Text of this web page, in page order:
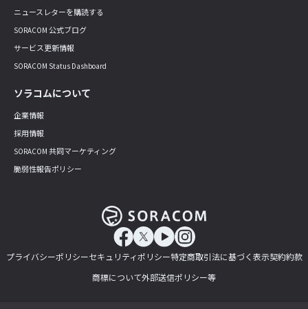
ニュースレターを購読する
SORACOM 公式ブログ
サービス更新情報
SORACOM Status Dashboard
ソラコムについて
企業情報
採用情報
SORACOM 共同マーケティング
脆弱性報告ポリシー
プライバシーポリシーセキュリティポリシー特定商取引法に基づく表示契約約款
商標について外部送信ポリシー等